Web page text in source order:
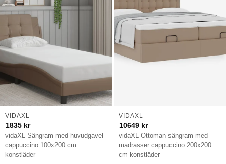
vidaXL Sängram med huvudgavel
cappuccino 100x200 cm
konstläder
VIDAXL
1835 kr
vidaXL Ottoman sängram med
madrasser cappuccino 200x200
cm konstläder
VIDAXL
10649 kr